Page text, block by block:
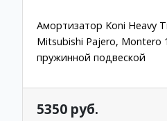
Амортизатор Koni Heavy
Mitsubishi Pajero, Montero
пружинной подвеской
5350 руб.